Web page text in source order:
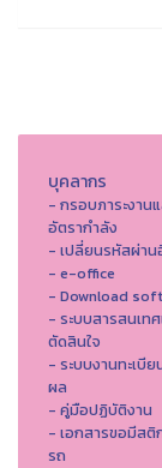
บุคลากร
- กรอบภาระงาน
อัตรากำลัง
- เปลี่ยนรหัสผ่าน
- e-office
- Download
- ระบบสารสนเท
ตัดสินใจ
- ระบบงานทะเบีย
ผล
- คู่มือปฏิบัติงาน
- เอกสารขอมีสติ
รถ